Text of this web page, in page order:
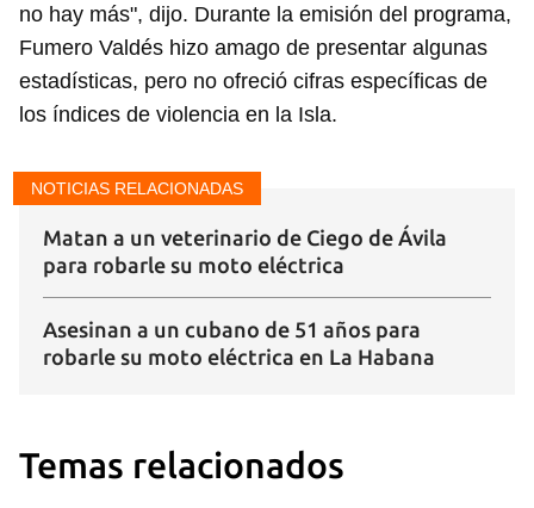
Guardar como favorito
INICIAR SESIÓN CANCELAR
no hay más", dijo. Durante la emisión del programa,
Fumero Valdés hizo amago de presentar algunas
estadísticas, pero no ofreció cifras específicas de
los índices de violencia en la Isla.
NOTICIAS RELACIONADAS
Matan a un veterinario de Ciego de Ávila
para robarle su moto eléctrica
Asesinan a un cubano de 51 años para
robarle su moto eléctrica en La Habana
Temas relacionados